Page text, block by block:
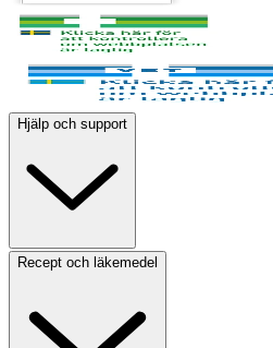
Hjälp och support
Recept och läkemedel